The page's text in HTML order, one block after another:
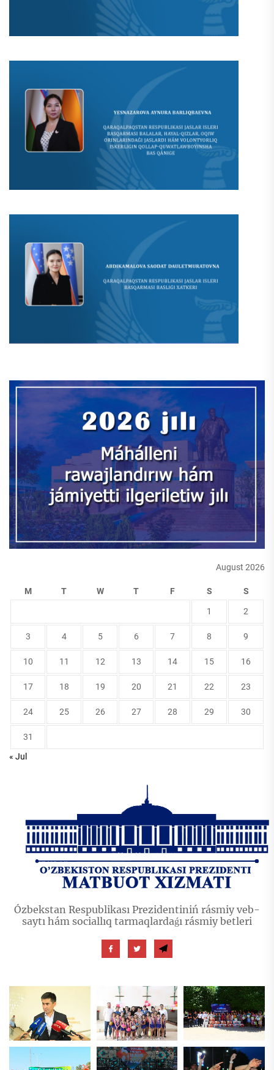
August 2026
M T W T F S S
1 2
3 4 5 6 7 8 9
10 11 12 13 14 15 16
17 18 19 20 21 22 23
24 25 26 27 28 29 30
31
« Jul
Ózbekstan Respublikası Prezidentiniń rásmiy veb-
saytı hám sociallıq tarmaqlardaǵı rásmiy betleri